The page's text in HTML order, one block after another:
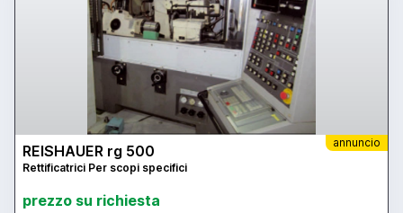
annuncio
REISHAUER rg 500
Rettificatrici Per scopi specifici
prezzo su richiesta